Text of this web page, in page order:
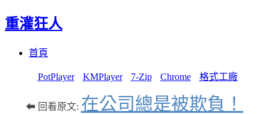
重灌狂人
首頁
PotPlayer KMPlayer 7-Zip Chrome 格式工廠
⬅ 回看原文: 在公司總是被欺負！